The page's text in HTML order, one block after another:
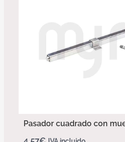
Pasador cuadrado con